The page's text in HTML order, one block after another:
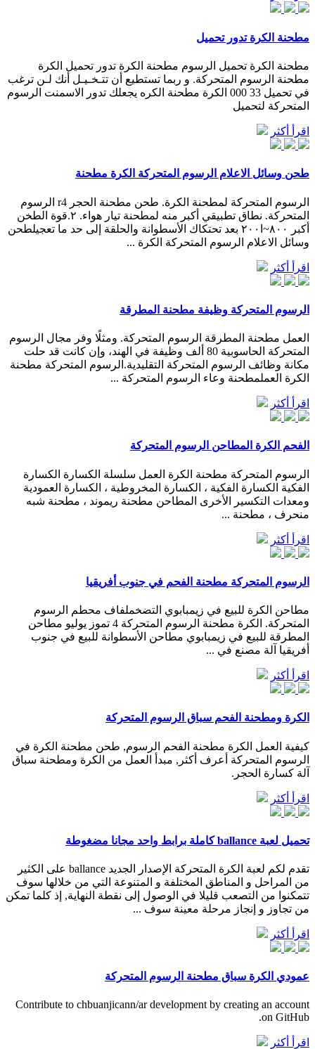
مطحنة الكرة تدور تحميل
مطحنة الكرة تحميل الرسوم مطحنة الكرة تدور تحميل الكرة
مطحنة الرسوم المتحركة. و ربما تستطيع أن تتـخـيـل أنك لـن ترغب
في تحميل 33 000 الكرة مطحنة الكره يجعلك تدور الاسمنت الرسوم
المتحركة لتحميل
اقرأ أكثر
طحن وسائل الاعلام الرسوم المتحركة الكرة مطحنة
الرسوم المتحركة لمطحنة الكرة. طحن مطحنة الحجر r4 الرسوم
المتحركة. نطاق تطبيقي أكبر منه لمطحنة تيار هواء. ٢.قوة الطخن
أكبر ٨٠٠~ا٢٠٠ بعد تحتكاك الأسطوانة والحلقة إلى حد ما تعجيلطحن
وسائل الاعلام الرسوم المتحركة الكرة ...
اقرأ أكثر
الرسوم المتحركة وظيفة مطحنة المطرقة
العمل مطحنة المطرقة الرسوم المتحركة. ومثلًا وفر مجال الرسوم
المتحركة الحاسوبية 80 ألف وظيفة في الهند، وإن كانت قد حلت
مكانة وظائف الرسوم المتحركة التقليدية.الرسوم المتحركة مطحنة
الكرة العملمطحنة وعاء الرسوم المتحركة ...
اقرأ أكثر
الفحم الكرة المطاحن الرسوم المتحركة
الرسوم المتحركة مطحنة الكرة العمل سلسلة الكسارة الكسارة
الفكية الكسارة الفكية ، الكسارة المخروطية ، الكسارة العمودية
ومعدات التكسير الأخرى المطاحن مطحنة ريموند ، مطحنة شبه
منحرف ، مطحنة ...
اقرأ أكثر
الرسوم المتحركة مطحنة الفحم في جنوب أفريقيا
مطاحن الكرة للبيع في زيمبابوي التضخملفاف محطم الرسوم
المتحركة. الكرة مطحنة الرسوم المتحركة 4 تموز يوليو مطاحن
المطرقة للبيع في زيمبابوي مطاحن الأسطوانة للبيع في جنوب
أفريقيا آلة مصنع في ...
اقرأ أكثر
الكرة ومطحنة الفحم سباق الرسوم المتحركة
كيفية العمل الكرة مطحنة الفحم الرسوم, طحن مطحنة الكرة في
الرسوم المتحركة أعرف أكثر, مبدأ العمل من الكرة ومطحنة سباق
آلة كسارة الحجر.
اقرأ أكثر
تحميل لعبة ballance كاملة برابط واحد مجانا مضغوطة
تقدم لكم لعبة الكرة المتحركة الإصدار الجديد ballance على الكثير
من المراحل و المناطق المختلفة و المتنوعة التي من خلالها سوف
تتمكنوا من التصعب قليلا في الوصول إلى نقطة النهاية, إذ كلما تمكن
من تجاوز و إنجاز مرحلة معينة سوف ...
اقرأ أكثر
عمودي الكرة سباق مطحنة الرسوم المتحركة
Contribute to chbuanjicann/ar development by creating an account
on GitHub.
اقرأ أكثر